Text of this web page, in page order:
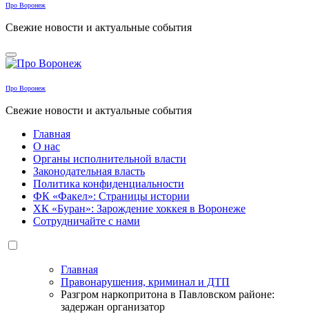
Про Воронеж
Свежие новости и актуальные события
Про Воронеж
Свежие новости и актуальные события
Главная
О нас
Органы исполнительной власти
Законодательная власть
Политика конфиденциальности
ФК «Факел»: Страницы истории
ХК «Буран»: Зарождение хоккея в Воронеже
Сотрудничайте с нами
Главная
Правонарушения, криминал и ДТП
Разгром наркопритона в Павловском районе:
задержан организатор